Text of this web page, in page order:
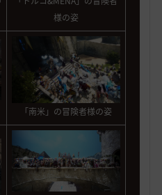
様の姿
「南米」の冒険者様の姿